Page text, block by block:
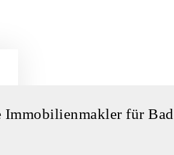
Immobilienmakler für Bad